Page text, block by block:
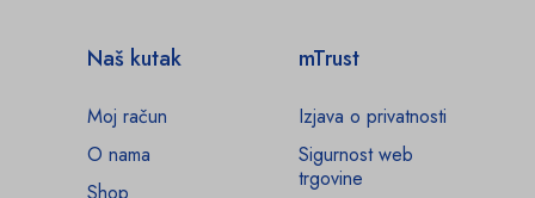
Naš kutak
Moj račun
O nama
mTrust
Izjava o privatnosti
Sigurnost web
trgovine